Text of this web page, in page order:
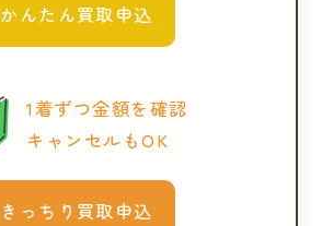
かんたん買取申込
1着ずつ金額を確認
キャンセルもOK
きっちり買取申込